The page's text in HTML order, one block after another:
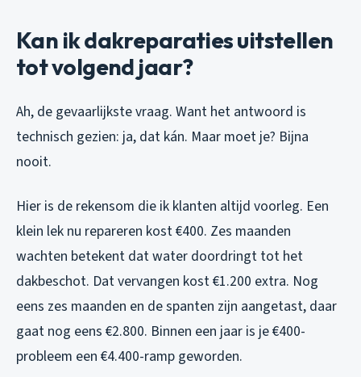
Kan ik dakreparaties uitstellen
tot volgend jaar?
Ah, de gevaarlijkste vraag. Want het antwoord is
technisch gezien: ja, dat kán. Maar moet je? Bijna
nooit.
Hier is de rekensom die ik klanten altijd voorleg. Een
klein lek nu repareren kost €400. Zes maanden
wachten betekent dat water doordringt tot het
dakbeschot. Dat vervangen kost €1.200 extra. Nog
eens zes maanden en de spanten zijn aangetast, daar
gaat nog eens €2.800. Binnen een jaar is je €400-
probleem een €4.400-ramp geworden.